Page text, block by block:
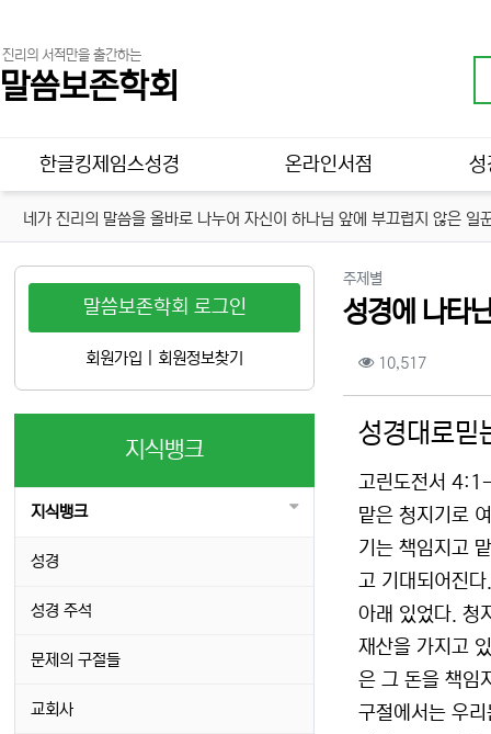
진리의 서적만을 출간하는
말씀보존학회
메인 메뉴
한글킹제임스성경 온라인서점 성
네가 진리의 말씀을 올바로 나누어 자신이 하나님 앞에 부끄럽지 않은
주제별
성경에 나타
컨텐츠 정보
10,517조회
성경대로믿
고린도전서 4:1-
맡은 청지기로
기는 책임지고
고 기대되어진
아래 있었다. 청
재산을 가지고
은 그 돈을 책임
구절에서는 우
말씀보존학회 로그인
회원가입 회원정보찾기
지식뱅크
지식뱅크
성경
성경 주석
문제의 구절들
교회사